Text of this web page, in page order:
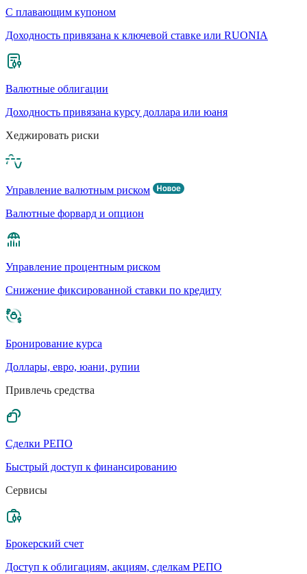
С плавающим купоном
Доходность привязана к ключевой ставке или RUONIA
Валютные облигации
Доходность привязана курсу доллара или юаня
Хеджировать риски
Управление валютным риском
Валютные форвард и опцион
Управление процентным риском
Cнижение фиксированной ставки по кредиту
Бронирование курса
Доллары, евро, юани, рупии
Привлечь средства
Сделки РЕПО
Быстрый доступ к финансированию
Сервисы
Брокерский счет
Доступ к облигациям, акциям, сделкам РЕПО